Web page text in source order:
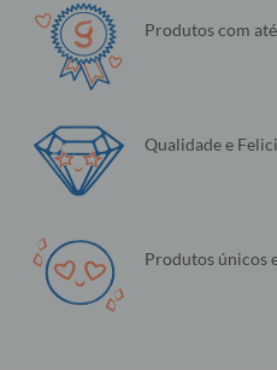
Produtos com
Qualidade e
Produtos únicos